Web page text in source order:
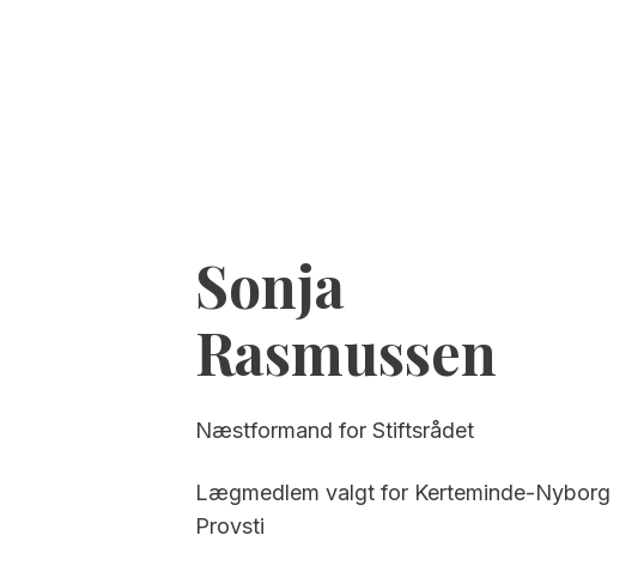
Sonja
Rasmussen
Næstformand for Stiftsrådet
Lægmedlem valgt for Kerteminde-Nyborg
Provsti